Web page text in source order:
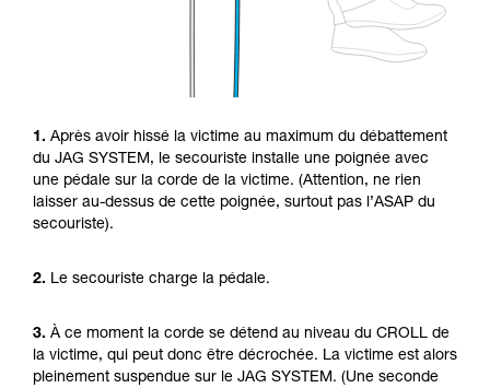
1. Après avoir hissé la victime au maximum du débattement
du JAG SYSTEM, le secouriste installe une poignée avec
une pédale sur la corde de la victime. (Attention, ne rien
laisser au-dessus de cette poignée, surtout pas l’ASAP du
secouriste).
2. Le secouriste charge la pédale.
3. À ce moment la corde se détend au niveau du CROLL de
la victime, qui peut donc être décrochée. La victime est alors
pleinement suspendue sur le JAG SYSTEM. (Une seconde